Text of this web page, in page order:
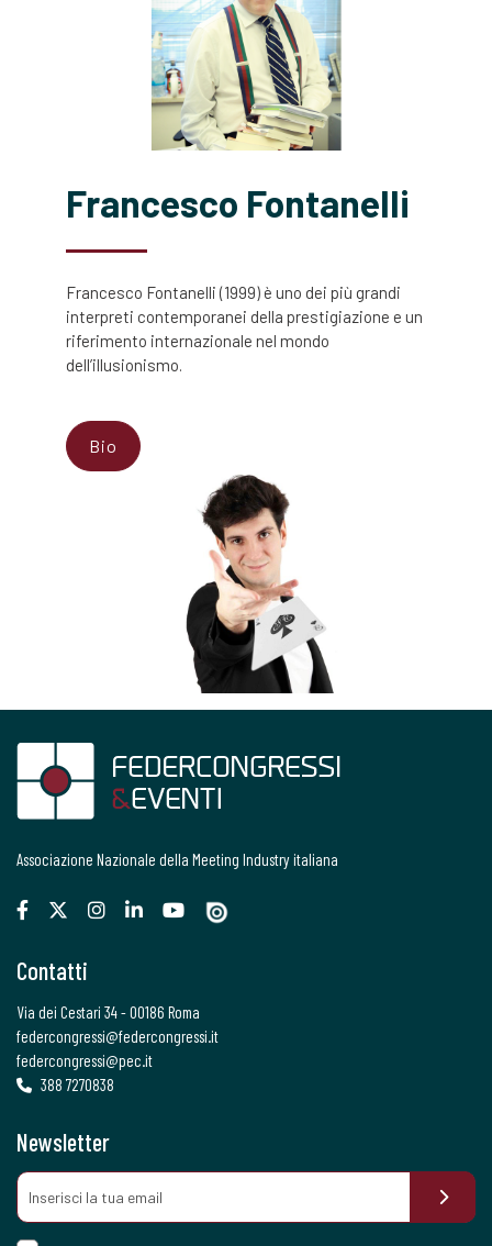
Francesco Fontanelli
Francesco Fontanelli (1999) è uno dei più grandi
interpreti contemporanei della prestigiazione e un
riferimento internazionale nel mondo
dell’illusionismo.
Bio
Associazione Nazionale della Meeting Industry italiana
Contatti
Via dei Cestari 34 - 00186 Roma
federcongressi@federcongressi.it
federcongressi@pec.it
388 7270838
Newsletter